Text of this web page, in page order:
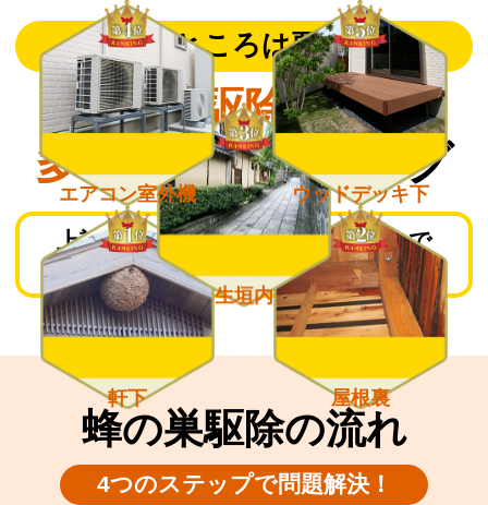
こんなところは要注意！
蜂の巣駆除依頼が
多い場所ランキング
軒下 屋根裏
生垣内
エアコン室外機 ウッドデッキ下
上記箇所は蜂が巣を作りやすいので
日頃からチェックしておきましょう。
蜂の巣駆除の流れ
4つのステップで問題解決！